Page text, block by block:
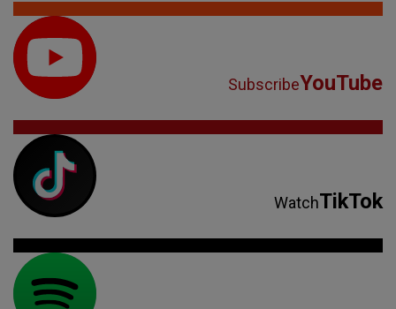
SubscribeYouTube
WatchTikTok